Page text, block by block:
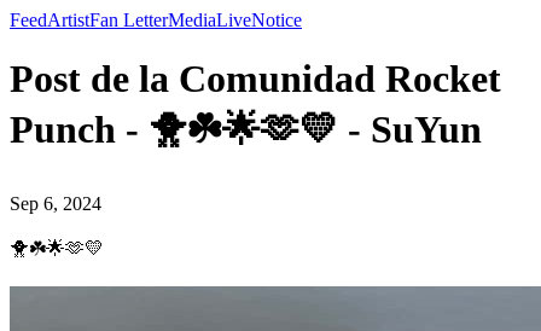
FeedArtistFan LetterMediaLiveNotice
Post de la Comunidad Rocket
Punch - 🐥☘️🌟🫶💛 - SuYun
Sep 6, 2024
🐥☘️🌟🫶💛